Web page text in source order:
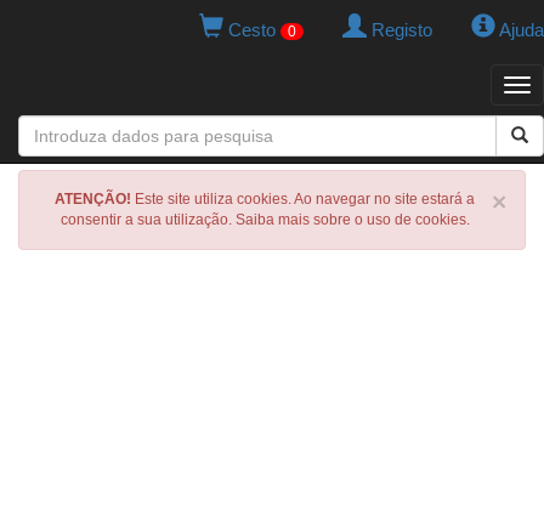
Cesto 0 Registo Ajuda
×
ATENÇÃO! Este site utiliza cookies. Ao navegar no site estará a
consentir a sua utilização. Saiba mais sobre o uso de cookies.